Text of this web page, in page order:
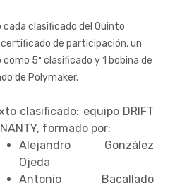
cada clasificado del Quinto
de participación, un
5º clasificado y 1 bobina de
de Polymaker.
clasificado: equipo DRIFT
formado por:
Alejandro González
Ojeda
Antonio Bacallado